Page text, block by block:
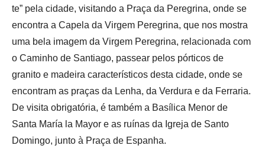
te” pela cidade, visitando a Praça da Peregrina, onde se
encontra a Capela da Virgem Peregrina, que nos mostra
uma bela imagem da Virgem Peregrina, relacionada com
o Caminho de Santiago, passear pelos pórticos de
granito e madeira característicos desta cidade, onde se
encontram as praças da Lenha, da Verdura e da Ferraria.
De visita obrigatória, é também a Basílica Menor de
Santa María la Mayor e as ruínas da Igreja de Santo
Domingo, junto à Praça de Espanha.